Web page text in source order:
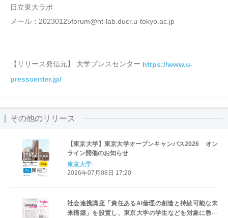
日立東大ラボ
メール：20230125forum@ht-lab.ducr.u-tokyo.ac.jp
【リリース発信元】 大学プレスセンター https://www.u-
presscenter.jp/
その他のリリース
【東京大学】東京大学オープンキャンパス2026 オン
ライン開催のお知らせ
東京大学
2026年07月08日 17:20
社会連携講座「責任あるAI倫理の創造と持続可能な未
来構築」を設置し、東京大学の学生などを対象に教育